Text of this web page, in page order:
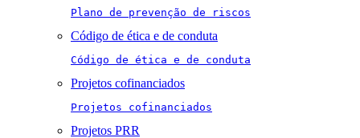
Plano de prevenção de riscos
Código de ética e de conduta
Código de ética e de conduta
Projetos cofinanciados
Projetos cofinanciados
Projetos PRR